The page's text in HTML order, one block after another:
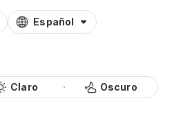
Español
Claro Oscuro